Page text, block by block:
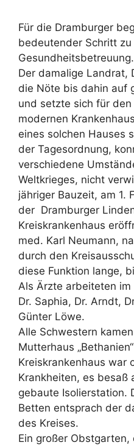
Für die Dramburger
bedeutender Schritt
Gesundheitsbetreuung.
Der damalige Landrat,
die Nöte bis dahin auf
und setzte sich für
modernen
eines solchen Hauses
der Tagesordnung,
verschiedene
Weltkrieges, nicht
jähriger Bauzeit, am 1.
der Dramburger
Kreiskrankenhaus
med. Karl Neumann,
durch den
diese Funktion lange,
Als Ärzte arbeiteten im
Dr. Saphia, Dr. Arndt,
Günter Löwe.
Alle Schwestern
Mutterhaus
Kreiskrankenhaus war
Krankheiten, es besaß
gebaute Isolierstation.
Betten entsprach der
des Kreises.
Ein großer